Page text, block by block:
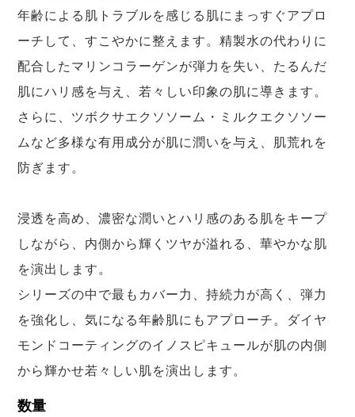
年齢による肌トラブルを感じる肌にまっすぐアプロ
ーチして、すこやかに整えます。精製水の代わりに
配合したマリンコラーゲンが弾力を失い、たるんだ
肌にハリ感を与え、若々しい印象の肌に導きます。
さらに、ツボクサエクソソーム・ミルクエクソソー
ムなど多様な有用成分が肌に潤いを与え、肌荒れを
防ぎます。
浸透を高め、濃密な潤いとハリ感のある肌をキープ
しながら、内側から輝くツヤが溢れる、華やかな肌
を演出します。
シリーズの中で最もカバー力、持続力が高く、弾力
を強化し、気になる年齢肌にもアプローチ。ダイヤ
モンドコーティングのイノスピキュールが肌の内側
から輝かせ若々しい肌を演出します。
数量